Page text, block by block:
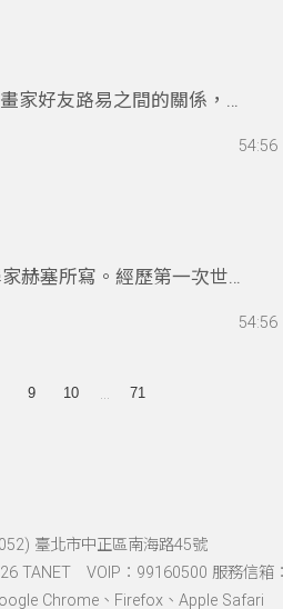
家好友路易之間的關係，克
。赫塞文字與思想優美，讓54:56
赫塞所寫。經歷第一次世界
想交流。這部半自傳的作品54:56
9 10 71
臺北市中正區南海路45號
TANET VOIP：99160500 服務信箱
Chrome、Firefox、Apple Safari